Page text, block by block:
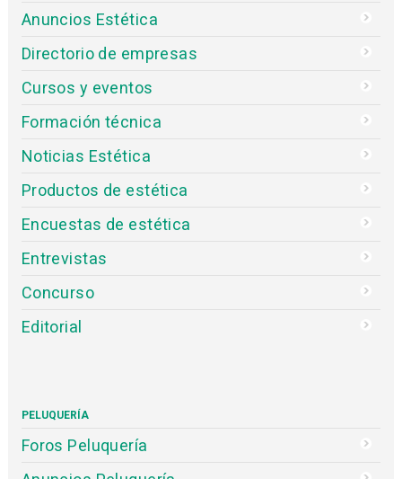
Anuncios Estética
Directorio de empresas
Cursos y eventos
Formación técnica
Noticias Estética
Productos de estética
Encuestas de estética
Entrevistas
Concurso
Editorial
PELUQUERÍA
Foros Peluquería